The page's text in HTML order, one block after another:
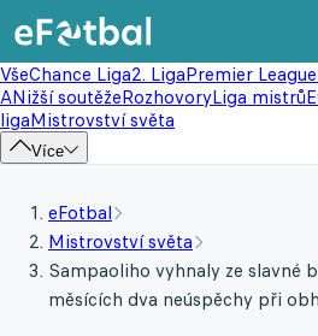
VšeChance Liga2. LigaPremier League
ANižší soutěžeRozhovoryLiga mistrů
ligaMistrovství světa
Více
eFotbal
Mistrovství světa
Sampaoliho vyhnaly ze slavné
měsících dva neúspěchy při